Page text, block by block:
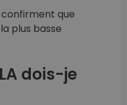
que
plus basse
dois-je